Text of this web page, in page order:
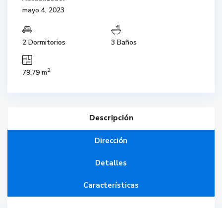
mayo 4, 2023
2 Dormitorios 3 Baños
79.79 m2
Descripción
Dirección
Detalles
Características